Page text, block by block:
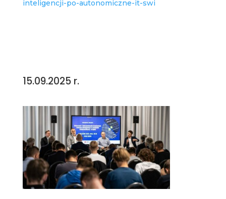
inteligencji-po-autonomiczne-it-swi
15.09.2025 r.